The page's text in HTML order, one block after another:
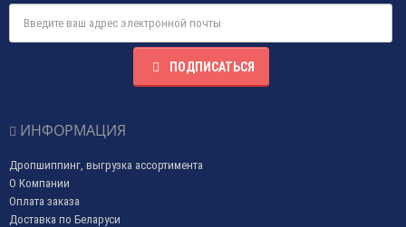
ПОДПИСАТЬСЯ
ИНФОРМАЦИЯ
Дропшиппинг, выгрузка ассортимента
О Компании
Оплата заказа
Доставка по Беларуси